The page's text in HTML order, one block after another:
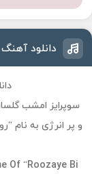
دانلود
سوپرایز امشب
و پر انرژی به نام
Of “Roozaye Bi